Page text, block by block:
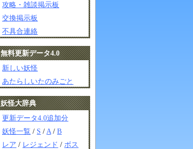
攻略・雑談掲示板
交換掲示板
不具合連絡
無料更新データ4.0
新しい妖怪
あたらしいたのみごと
妖怪大辞典
更新データ4.0追加分
妖怪一覧 / S / A /B
レア / レジェンド / ボス